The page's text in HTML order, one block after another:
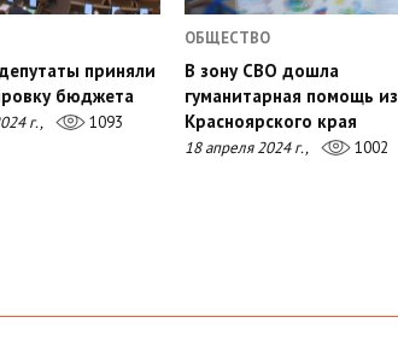
приняли
бюджета
г., 1093
ОБЩЕСТВО
В зону СВО дошла
гуманитарная помощь из
Красноярского края
18 апреля 2024 г., 1002